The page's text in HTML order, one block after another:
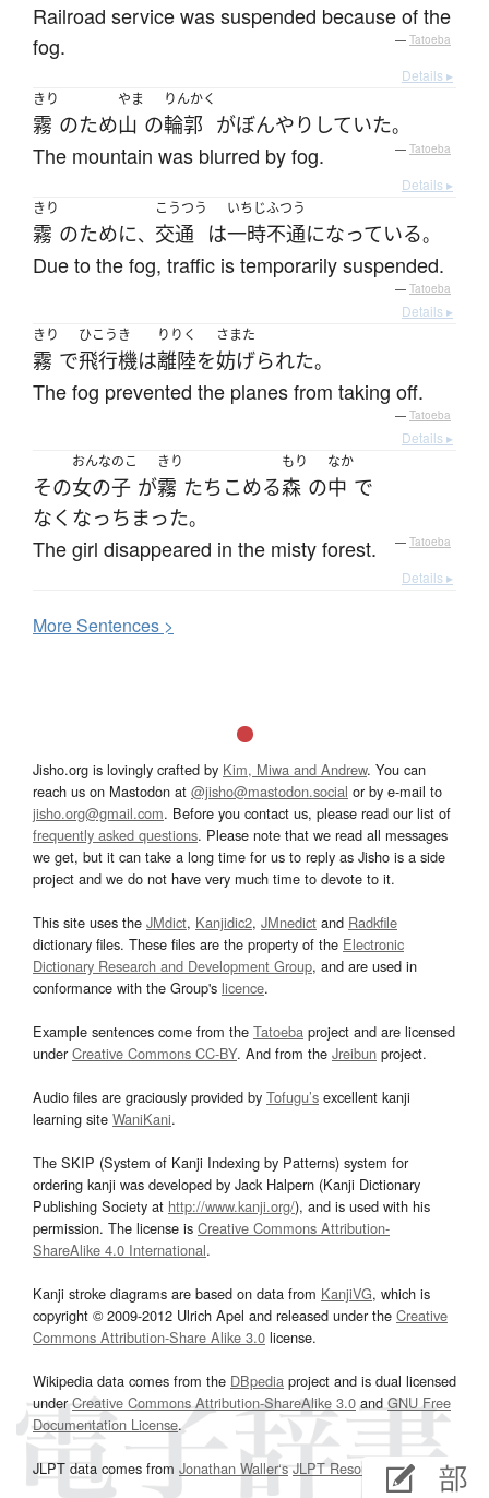
Railroad service was suspended because of the
fog.
— Tatoeba
Details ▸
きり
霧 のため
やま
山 の
りんかく
輪郭 がぼんやり していた。
The mountain was blurred by fog. — Tatoeba
Details ▸
きり
霧 のために、
こうつう
交通 は
いちじ
一時
ふつう
不通になっている。
Due to the fog, traffic is temporarily suspended.
— Tatoeba
Details ▸
きり
霧 で
ひこうき
飛行機は
りりく
離陸を
さまた
妨げられた。
The fog prevented the planes from taking off.
— Tatoeba
Details ▸
その
おんなのこ
女の子 が
きり
霧 たちこめる
もり
森 の
なか
中 で
なくなっちまった。
The girl disappeared in the misty forest. — Tatoeba
Details ▸
MoreSentences >
Jisho.org is lovingly crafted by Kim, Miwa and Andrew. You can
reach us on Mastodon at @jisho@mastodon.social or by e-mail to
jisho.org@gmail.com. Before you contact us, please read our list of
frequently asked questions. Please note that we read all messages
we get, but it can take a long time for us to reply as Jisho is a side
project and we do not have very much time to devote to it.
This site uses the JMdict, Kanjidic2, JMnedict and Radkfile
dictionary files. These files are the property of the Electronic
Dictionary Research and Development Group, and are used in
conformance with the Group's licence.
Example sentences come from the Tatoeba project and are licensed
underCreative Commons CC-BY. And from the Jreibun project.
Audio files are graciously provided by Tofugu’s excellent kanji
learning site WaniKani.
The SKIP (System of Kanji Indexing by Patterns) system for
ordering kanji was developed by Jack Halpern (Kanji Dictionary
Publishing Society at http://www.kanji.org/), and is used with his
permission. The license is Creative Commons Attribution-
ShareAlike 4.0 International.
Kanji stroke diagrams are based on data from KanjiVG, which is
copyright © 2009-2012 Ulrich Apel and released under the Creative
Commons Attribution-Share Alike 3.0 license.
Wikipedia data comes from the DBpedia project and is dual licensed
underCreative Commons Attribution-ShareAlike 3.0and GNU Free
Documentation License.
JLPT data comes from Jonathan Waller‘s JLPT Resourcespage.